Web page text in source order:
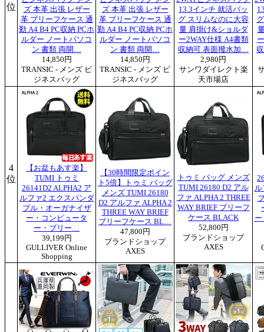
位
ズ 本革 出張 レザー
革 ブリーフケース 通
勤 A4 B4 PC収納 PCホ
ルダー ノートパソコ
ン 書類 両開…
14,850円
TRANSIC - メンズ ビ
ジネスバッグ
ズ 本革 出張 レザー
革 ブリーフケース 通
勤 A4 B4 PC収納 PCホ
ルダー ノートパソコ
ン 書類 両開…
14,850円
TRANSIC - メンズ ビ
ジネスバッグ
13.3インチ 就活バッ
グ スリムなのに大容
量 肩掛け&ショルダ
ー2WAY仕様 A4書類
収納可 表面撥水加…
2,980円
サンワダイレクト楽
天市場店
4
位
【お盆もあす楽】
TUMI トゥミ
26141D2 ALPHA2 ア
ルファ2 エクスパンダ
ブル・オーガナイザ
ー・コンピュータ
ー・ブリー…
39,199円
GULLIVER Online
Shopping
【30時間限定ポイン
ト5倍】トゥミ バッグ
メンズ TUMI 26180
D2 アルファ ALPHA 2
THREE WAY BRIEF
ブリーフケース BL…
47,800円
ブランドショップ
AXES
トゥミ バッグ メンズ
TUMI 26180 D2 アル
ファ ALPHA 2 THREE
WAY BRIEF ブリーフ
ケース BLACK
52,800円
ブランドショップ
AXES
ル
ー